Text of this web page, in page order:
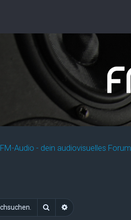
FM-Audio - dein audiovisuelles Forum
Suche Erweiterte Suche